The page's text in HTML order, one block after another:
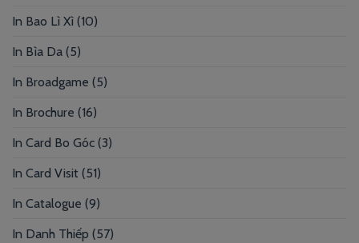
In Bao Lì Xì (10)
In Bìa Da (5)
In Broadgame (5)
In Brochure (16)
In Card Bo Góc (3)
In Card Visit (51)
In Catalogue (9)
In Danh Thiếp (57)